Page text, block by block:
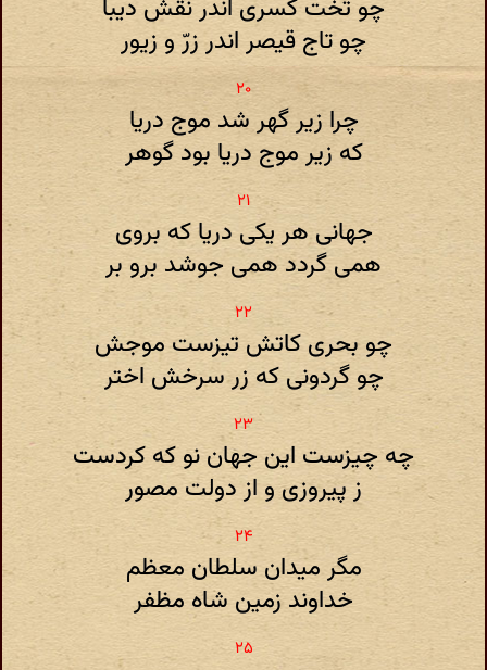
چو تخت کسری اندر نقش دیبا
چو تاج قیصر اندر زرّ و زیور
چرا زیر گهر شد موج دریا
که زیر موج دریا بود گوهر
جهانی هر یکی دریا که بروی
همی گردد همی جوشد برو بر
چو بحری کاتش تیزست موجش
چو گردونی که زر سرخش اختر
چه چیزست این جهان نو که کردست
ز پیروزی و از دولت مصور
مگر میدان سلطان معظم
خداوند زمین شاه مظفر